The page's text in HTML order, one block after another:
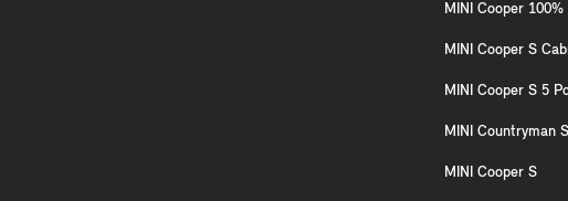
MINI Cooper
MINI Cooper S
MINI Cooper S 5
MINI Countryman
MINI Cooper S